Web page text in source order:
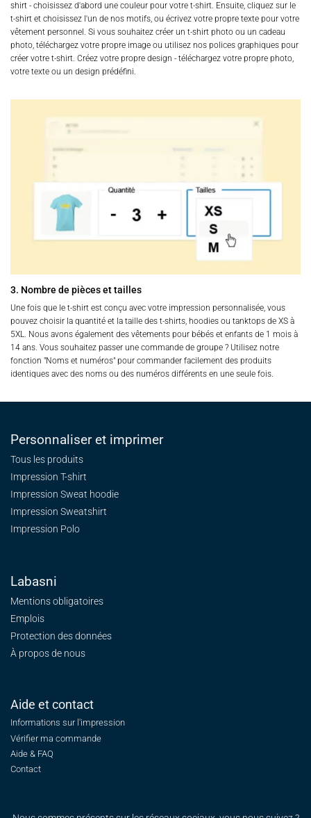
shirt - choisissez d'abord une couleur pour votre t-shirt. Ensuite, cliquez sur le
t-shirt et choisissez l'un de nos motifs, ou écrivez votre propre texte pour votre
vêtement personnel. Si vous souhaitez créer un t-shirt photo ou un cadeau
photo, téléchargez votre propre image ou utilisez nos polices graphiques pour
créer votre t-shirt. Créez votre propre design - téléchargez votre propre photo,
votre texte ou un design prédéfini.
3. Nombre de pièces et tailles
Une fois que le t-shirt est conçu avec votre impression personnalisée, vous
pouvez choisir la quantité et la taille des t-shirts, hoodies ou tanktops de XS à
5XL. Nous avons également des vêtements pour bébés et enfants de 1 mois à
14 ans. Vous souhaitez passer une commande de groupe ? Utilisez notre
fonction "Noms et numéros" pour commander facilement des produits
identiques avec des noms ou des numéros différents en une seule fois.
Personnaliser et imprimer
Tous les produits
Impression T-shirt
Impression Sweat hoodie
Impression Sweatshirt
Impression Polo
Labasni
Mentions obligatoires
Emplois
Protection des données
À propos de nous
Aide et contact
Informations sur l'impression
Vérifier ma commande
Aide & FAQ
Contact